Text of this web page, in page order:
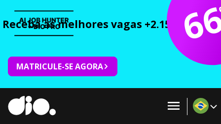
Receba as melhores vagas +2.150 cursos
MATRICULE-SE AGORA